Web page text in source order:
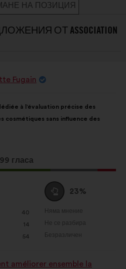
НА ПОЗИЦИЯ
ОТ ASSOCIATION
Fugain
à l’évaluation précise des
cosmétiques sans influence des
гласа
40
14
54
Въздържал
се
:
23%
в
Няма мнение
:пъти
Не се разбира
:пъти
Безразличен
:пъти
améliorer ensemble la